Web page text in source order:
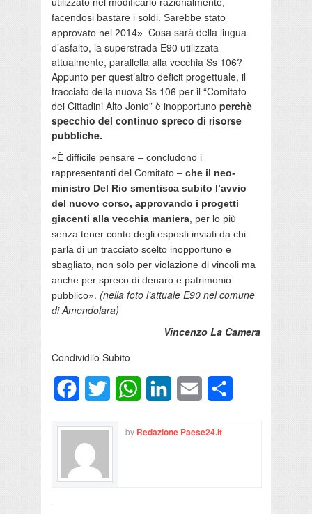
facendosi bastare i soldi. Sarebbe stato
approvato nel 2014». Cosa sarà della lingua
d’asfalto, la superstrada E90 utilizzata
attualmente, parallella alla vecchia Ss 106?
Appunto per quest’altro deficit progettuale, il
tracciato della nuova Ss 106 per il “Comitato
dei Cittadini Alto Jonio” è inopportuno perchè
specchio del continuo spreco di risorse
pubbliche.
«È difficile pensare – concludono i
rappresentanti del Comitato – che il neo-
ministro Del Rio smentisca subito l’avvio
del nuovo corso, approvando i progetti
giacenti alla vecchia maniera , per lo più
senza tener conto degli esposti inviati da chi
parla di un tracciato scelto inopportuno e
sbagliato, non solo per violazione di vincoli ma
anche per spreco di denaro e patrimonio
pubblico». (nella foto l’attuale E90 nel comune
di Amendolara)
Vincenzo La Camera
Condividilo Subito
FacebookTwitter WhatsAppLinkedInEmail
by Redazione Paese24.it